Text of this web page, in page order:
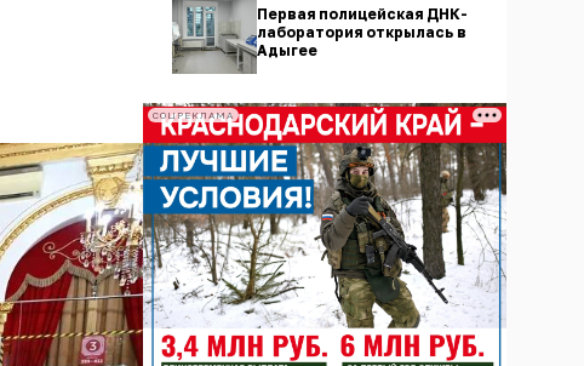
Первая полицейская ДНК-
лаборатория открылась в
Адыгее
СОЦРЕКЛАМА